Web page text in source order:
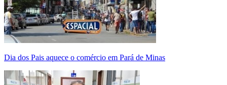
Dia dos Pais aquece o comércio em Pará de Minas